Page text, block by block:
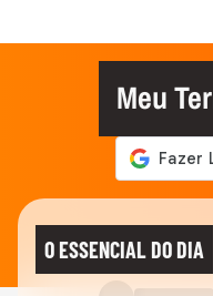
Meu
O ESSENCIAL DO DIA